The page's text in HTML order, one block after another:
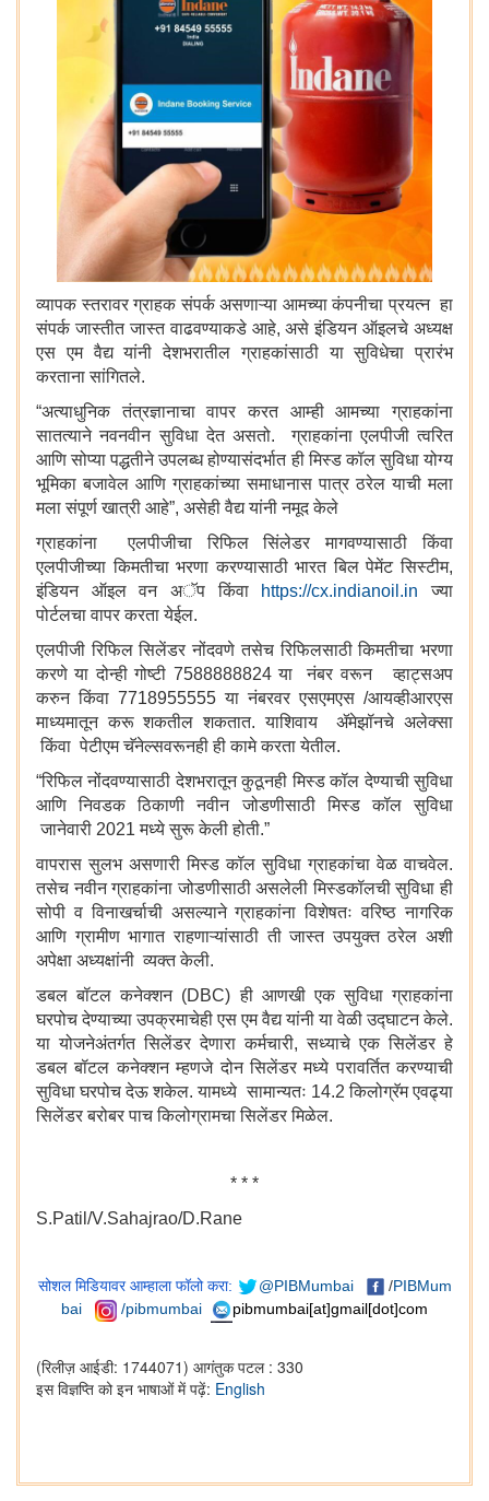
व्यापक स्तरावर ग्राहक संपर्क असणाऱ्या आमच्या कंपनीचा प्रयत्न हा
संपर्क जास्तीत जास्त वाढवण्याकडे आहे, असे इंडियन ऑइलचे अध्यक्ष
एस एम वैद्य यांनी देशभरातील ग्राहकांसाठी या सुविधेचा प्रारंभ
करताना सांगितले.
“अत्याधुनिक तंत्रज्ञानाचा वापर करत आम्ही आमच्या ग्राहकांना
सातत्याने नवनवीन सुविधा देत असतो. ग्राहकांना एलपीजी त्वरित
आणि सोप्या पद्धतीने उपलब्ध होण्यासंदर्भात ही मिस्ड कॉल सुविधा योग्य
भूमिका बजावेल आणि ग्राहकांच्या समाधानास पात्र ठरेल याची मला
मला संपूर्ण खात्री आहे”, असेही वैद्य यांनी नमूद केले
ग्राहकांना एलपीजीचा रिफिल सिंलेडर मागवण्यासाठी किंवा
एलपीजीच्या किमतीचा भरणा करण्यासाठी भारत बिल पेमेंट सिस्टीम,
इंडियन ऑइल वन अॅप किंवा https://cx.indianoil.in ज्या
पोर्टलचा वापर करता येईल.
एलपीजी रिफिल सिलेंडर नोंदवणे तसेच रिफिलसाठी किमतीचा भरणा
करणे या दोन्ही गोष्टी 7588888824 या नंबर वरून व्हाट्सअप
करुन किंवा 7718955555 या नंबरवर एसएमएस /आयव्हीआरएस
माध्यमातून करू शकतील शकतात. याशिवाय ॲमेझॉनचे अलेक्सा
किंवा पेटीएम चॅनेल्सवरूनही ही कामे करता येतील.
“रिफिल नोंदवण्यासाठी देशभरातून कुठूनही मिस्ड कॉल देण्याची सुविधा
आणि निवडक ठिकाणी नवीन जोडणीसाठी मिस्ड कॉल सुविधा
जानेवारी 2021 मध्ये सुरू केली होती.”
वापरास सुलभ असणारी मिस्ड कॉल सुविधा ग्राहकांचा वेळ वाचवेल.
तसेच नवीन ग्राहकांना जोडणीसाठी असलेली मिस्डकॉलची सुविधा ही
सोपी व विनाखर्चाची असल्याने ग्राहकांना विशेषतः वरिष्ठ नागरिक
आणि ग्रामीण भागात राहणाऱ्यांसाठी ती जास्त उपयुक्त ठरेल अशी
अपेक्षा अध्यक्षांनी व्यक्त केली.
डबल बॉटल कनेक्शन (DBC) ही आणखी एक सुविधा ग्राहकांना
घरपोच देण्याच्या उपक्रमाचेही एस एम वैद्य यांनी या वेळी उद्घाटन केले.
या योजनेअंतर्गत सिलेंडर देणारा कर्मचारी, सध्याचे एक सिलेंडर हे
डबल बॉटल कनेक्शन म्हणजे दोन सिलेंडर मध्ये परावर्तित करण्याची
सुविधा घरपोच देऊ शकेल. यामध्ये सामान्यतः 14.2 किलोग्रॅम एवढ्या
सिलेंडर बरोबर पाच किलोग्रामचा सिलेंडर मिळेल.
* * *
S.Patil/V.Sahajrao/D.Rane
सोशल मिडियावर आम्हाला फॉलो करा: @PIBMumbai /PIBMum
bai
/pibmumbai pibmumbai[at]gmail[dot]com
(रिलीज़ आईडी: 1744071) आगंतुक पटल : 330
इस विज्ञप्ति को इन भाषाओं में पढ़ें: English